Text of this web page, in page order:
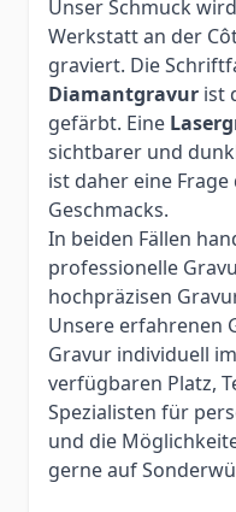
Unser Schmuck
Werkstatt an der
graviert. Die
Diamantgravur ist
gefärbt. Eine
sichtbarer und
ist daher eine
Geschmacks.
In beiden Fällen
professionelle
hochpräzisen
Unsere erfahrenen
Gravur individuell
verfügbaren Platz,
Spezialisten für
und die
gerne auf